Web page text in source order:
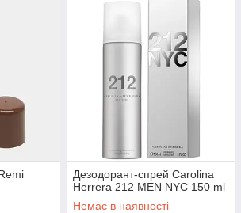
Дезодорант-спрей Carolina
Herrera 212 MEN NYC 150 ml
Немає в наявності